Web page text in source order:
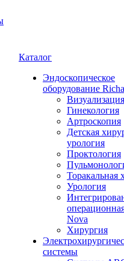
Каталог
Эндоскопическое
оборудование
Визуализация
Гинекология
Артроскопия
Детская
урология
Проктология
Торакальная
Урология
Nova
Хирургия
системы